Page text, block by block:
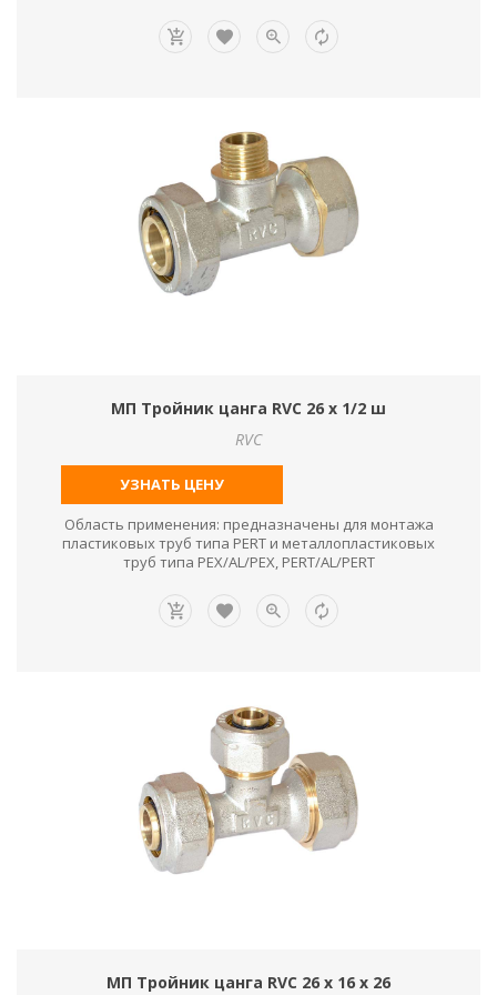
МП Тройник цанга RVC 26 х 1/2 ш
RVC
УЗНАТЬ ЦЕНУ
Область применения: предназначены для монтажа
пластиковых труб типа PERT и металлопластиковых
труб типа PEX/AL/PEX, PERT/AL/PERT
МП Тройник цанга RVC 26 х 16 х 26